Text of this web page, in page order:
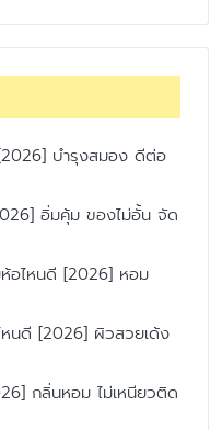
บำรุงสมอง ดีต่อ
อิ่มคุ้ม ของไม่อั้น จัด
อไหนดี [2026] หอม
นดี [2026] ผิวสวยเด้ง
กลิ่นหอม ไม่เหนียวติด